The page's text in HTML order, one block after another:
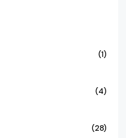
(1)
(4)
(28)